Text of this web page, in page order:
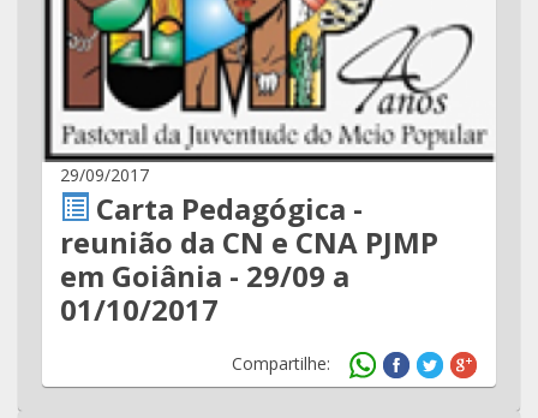
29/09/2017
Carta Pedagógica -
reunião da CN e CNA PJMP
em Goiânia - 29/09 a
01/10/2017
Compartilhe: